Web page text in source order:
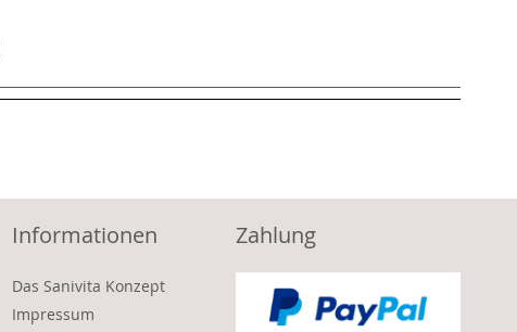
Informationen
Das Sanivita Konzept
Impressum
Zahlung